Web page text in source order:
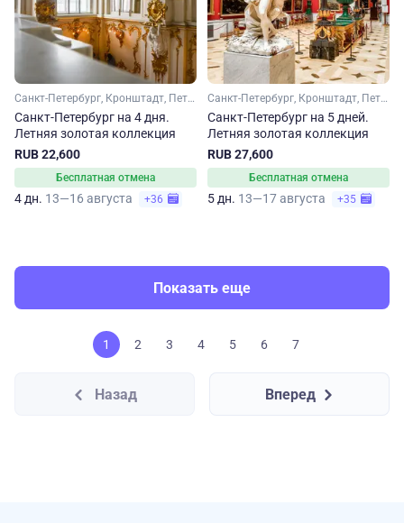
Санкт-Петербург, Кронштадт, Петергоф
Санкт-Петербург на 4 дня.
Летняя золотая коллекция
RUB 22,600
Бесплатная отмена
4 дн. 13—16 августа +36
Санкт-Петербург, Кронштадт, Петергоф
Санкт-Петербург на 5 дней.
Летняя золотая коллекция
RUB 27,600
Бесплатная отмена
5 дн. 13—17 августа +35
Показать еще
1 2 3 4 5 6 7
Назад Вперед